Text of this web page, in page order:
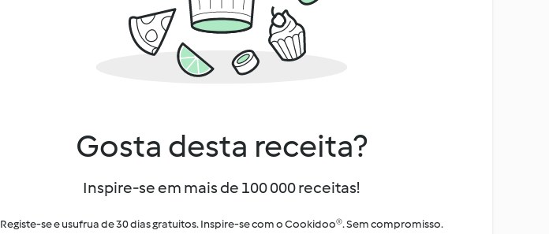
Gosta desta receita?
Inspire-se em mais de 100 000 receitas!
Registe-se e usufrua de 30 dias gratuitos. Inspire-se com o Cookidoo®. Sem compromisso.